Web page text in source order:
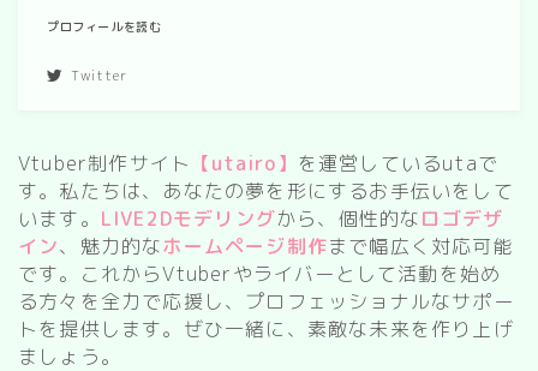
sea
sky
food
sweets
delivery room
kitchen
プロフィールを読む
Twitter
Vtuber制作サイト 【utairo】 を運営しているutaで
す。私たちは、あなたの夢を形にするお手伝いをして
います。 LIVE2Dモデリングから、個性的なロゴデザ
イン、魅力的なホームページ制作まで幅広く対応可能
です。これからVtuberやライバーとして活動を始め
る方々を全力で応援し、プロフェッショナルなサポー
トを提供します。ぜひ一緒に、素敵な未来を作り上げ
ましょう。